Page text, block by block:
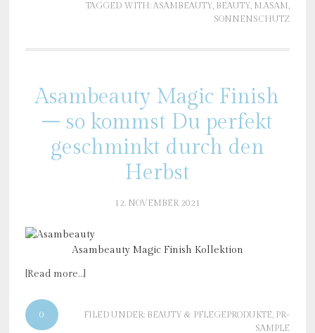
TAGGED WITH:ASAMBEAUTY, BEAUTY, M.ASAM,
SONNENSCHUTZ
Asambeauty Magic Finish
– so kommst Du perfekt
geschminkt durch den
Herbst
12. NOVEMBER 2021
Asambeauty Magic Finish Kollektion
[Read more…]
0 FILED UNDER: BEAUTY & PFLEGEPRODUKTE, PR-
SAMPLE